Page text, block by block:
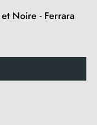
Noire - Ferrara